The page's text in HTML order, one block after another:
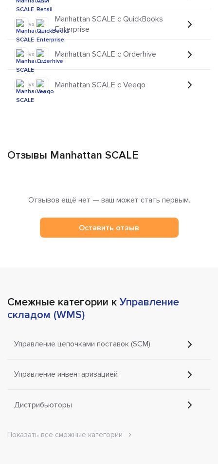
vs
Manhattan SCALE с QuickBooks
Enterprise
vs Manhattan SCALE с Orderhive
vs Manhattan SCALE с Veeqo
Отзывы Manhattan SCALE
Отзывов ещё нет — ваш может стать первым.
Оставить отзыв
Смежные категории к Управление
складом (WMS)
Управление цепочками поставок (SCM)
Управление инвентаризацией
Дистрибьюторы
Показать все смежные категории